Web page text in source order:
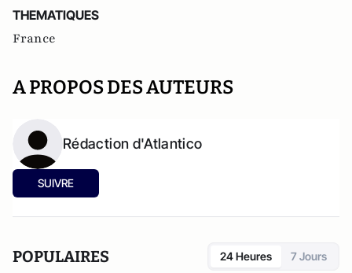
THEMATIQUES
France
A PROPOS DES AUTEURS
Rédaction d'Atlantico
SUIVRE
POPULAIRES 24 Heures 7 Jours